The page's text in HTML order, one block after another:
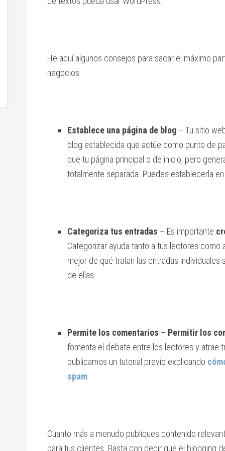
He aquí algunos consejos para sacar el máximo
negocios:
Establece una página de blog – Tu sitio
blog establecida que actúe como punto de
que tu página principal o de inicio, pero
totalmente separada. Puedes establecerla
Categoriza tus entradas – Es importante
Categorizar ayuda tanto a tus lectores
mejor de qué tratan las entradas
de ellas.
Permite los comentarios – Permitir los
fomenta el debate entre los lectores y atrae
publicamos un tutorial previo explicando
spam
Cuanto más a menudo publiques contenido
para tus clientes. Basta con decir que el blogging